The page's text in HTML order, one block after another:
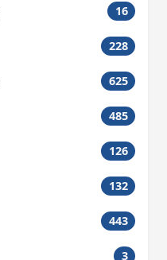
16
228
625
485
126
132
443
3